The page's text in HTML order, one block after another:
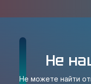
Не
Не можете найти